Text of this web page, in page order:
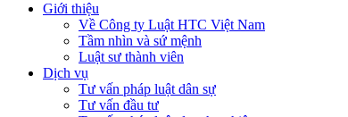
Giới thiệu
Về Công ty Luật HTC Việt Nam
Tầm nhìn và sứ mệnh
Luật sư thành viên
Dịch vụ
Tư vấn pháp luật dân sự
Tư vấn đầu tư